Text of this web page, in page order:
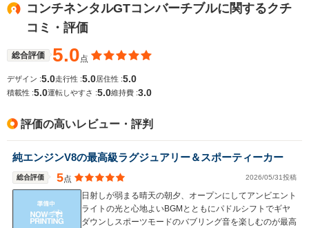
WLTCモード
燃費
排気量
-
3993～5998cc
コンチネンタルGTコンバーチブルに関するクチ
コミ・評価
総合評価 5.0 点
デザイン :5.0走行性 :5.0居住性 :5.0
積載性 :5.0運転しやすさ :5.0維持費 :3.0
評価の高いレビュー・評判
純エンジンV8の最高級ラグジュアリー＆スポーティーカー
総合評価 5点 2026/05/31投稿
日射しが弱まる晴天の朝夕、オープンにしてアンビエント
ライトの光と心地よいBGMとともにパドルシフトでギヤ
ダウンしスポーツモードのバブリング音を楽しむのが最高